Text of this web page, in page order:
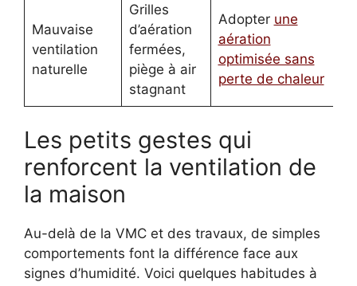
Mauvaise
ventilation
naturelle
Grilles
d’aération
fermées,
piège à air
stagnant
Adopter une
aération
optimisée sans
perte de chaleur
Les petits gestes qui
renforcent la ventilation de
la maison
Au-delà de la VMC et des travaux, de simples
comportements font la différence face aux
signes d’humidité. Voici quelques habitudes à